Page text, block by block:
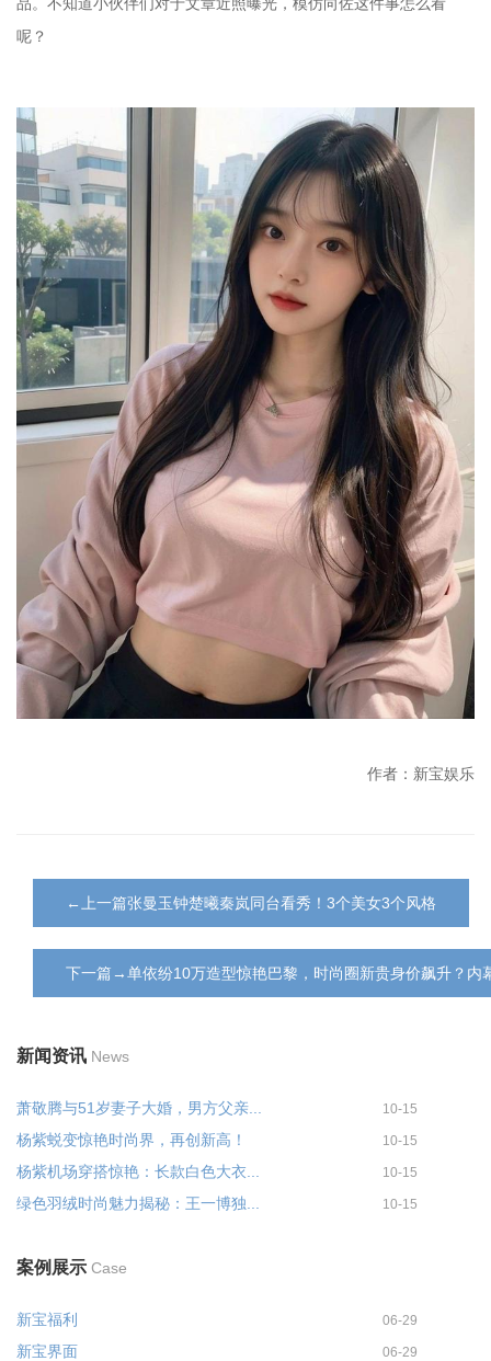
呢？
作者：新宝娱乐
←上一篇张曼玉钟楚曦秦岚同台看秀！3个美女3个风格
下一篇→单依纷10万造型惊艳巴黎，时尚圈新贵身价飙升？内
新闻资讯 News
萧敬腾与51岁妻子大婚，男方父亲... 10-15
杨紫蜕变惊艳时尚界，再创新高！ 10-15
杨紫机场穿搭惊艳：长款白色大衣... 10-15
绿色羽绒时尚魅力揭秘：王一博独... 10-15
案例展示 Case
新宝福利 06-29
新宝界面 06-29